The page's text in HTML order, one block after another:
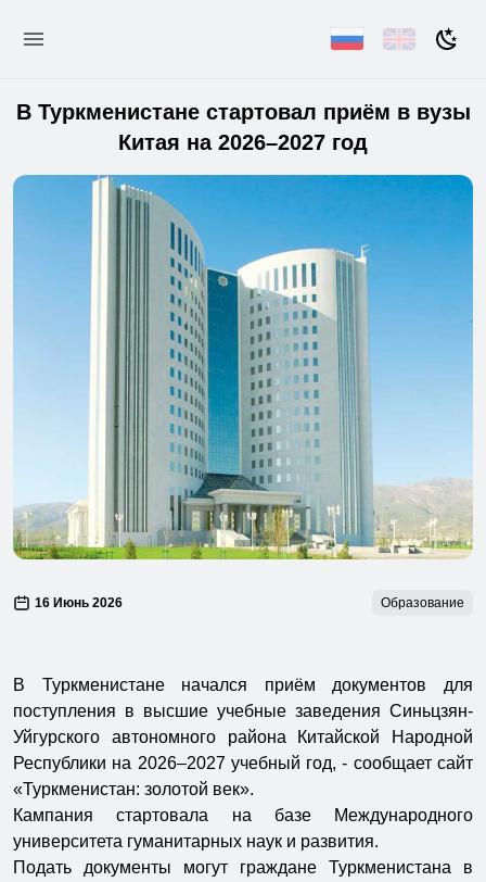
В Туркменистане стартовал приём в вузы
Китая на 2026–2027 год
16 Июнь 2026 Образование
В Туркменистане начался приём документов для
поступления в высшие учебные заведения Синьцзян-
Уйгурского автономного района Китайской Народной
Республики на 2026–2027 учебный год, - сообщает сайт
«Туркменистан: золотой век».
Кампания стартовала на базе Международного
университета гуманитарных наук и развития.
Подать документы могут граждане Туркменистана в